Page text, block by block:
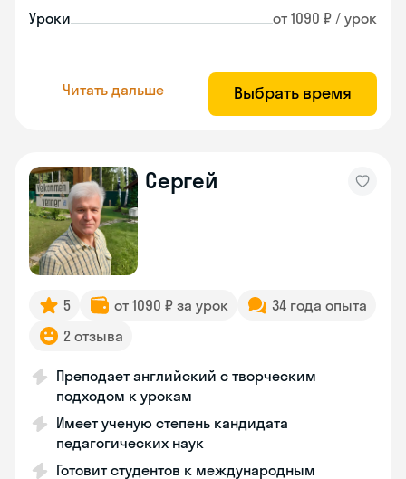
Уроки от 1090 ₽ / урок
Читать дальше Выбрать время
Сергей
5 от 1090 ₽ за урок
34 года опыта
2 отзыва
Преподает английский с творческим
подходом к урокам
Имеет ученую степень кандидата
педагогических наук
Готовит студентов к международным